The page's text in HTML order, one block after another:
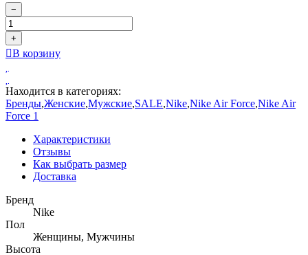
−
+
В корзину
Находится в категориях:
Бренды,Женские,Мужские,SALE,Nike,Nike Air Force,Nike Air
Force 1
Характеристики
Отзывы
Как выбрать размер
Доставка
Бренд
Nike
Пол
Женщины, Мужчины
Высота